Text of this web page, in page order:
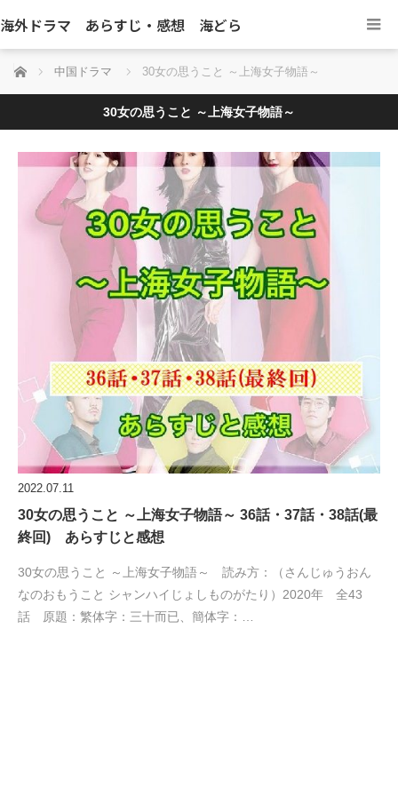
海外ドラマ あらすじ・感想 海どら
ホーム 中国ドラマ 30女の思うこと ～上海女子物語～
30女の思うこと ～上海女子物語～
2022.07.11
30女の思うこと ～上海女子物語～ 36話・37話・38話(最
終回) あらすじと感想
30女の思うこと ～上海女子物語～ 読み方：（さんじゅうおん
なのおもうこと シャンハイじょしものがたり）2020年 全43
話 原題：繁体字：三十而已、簡体字：…